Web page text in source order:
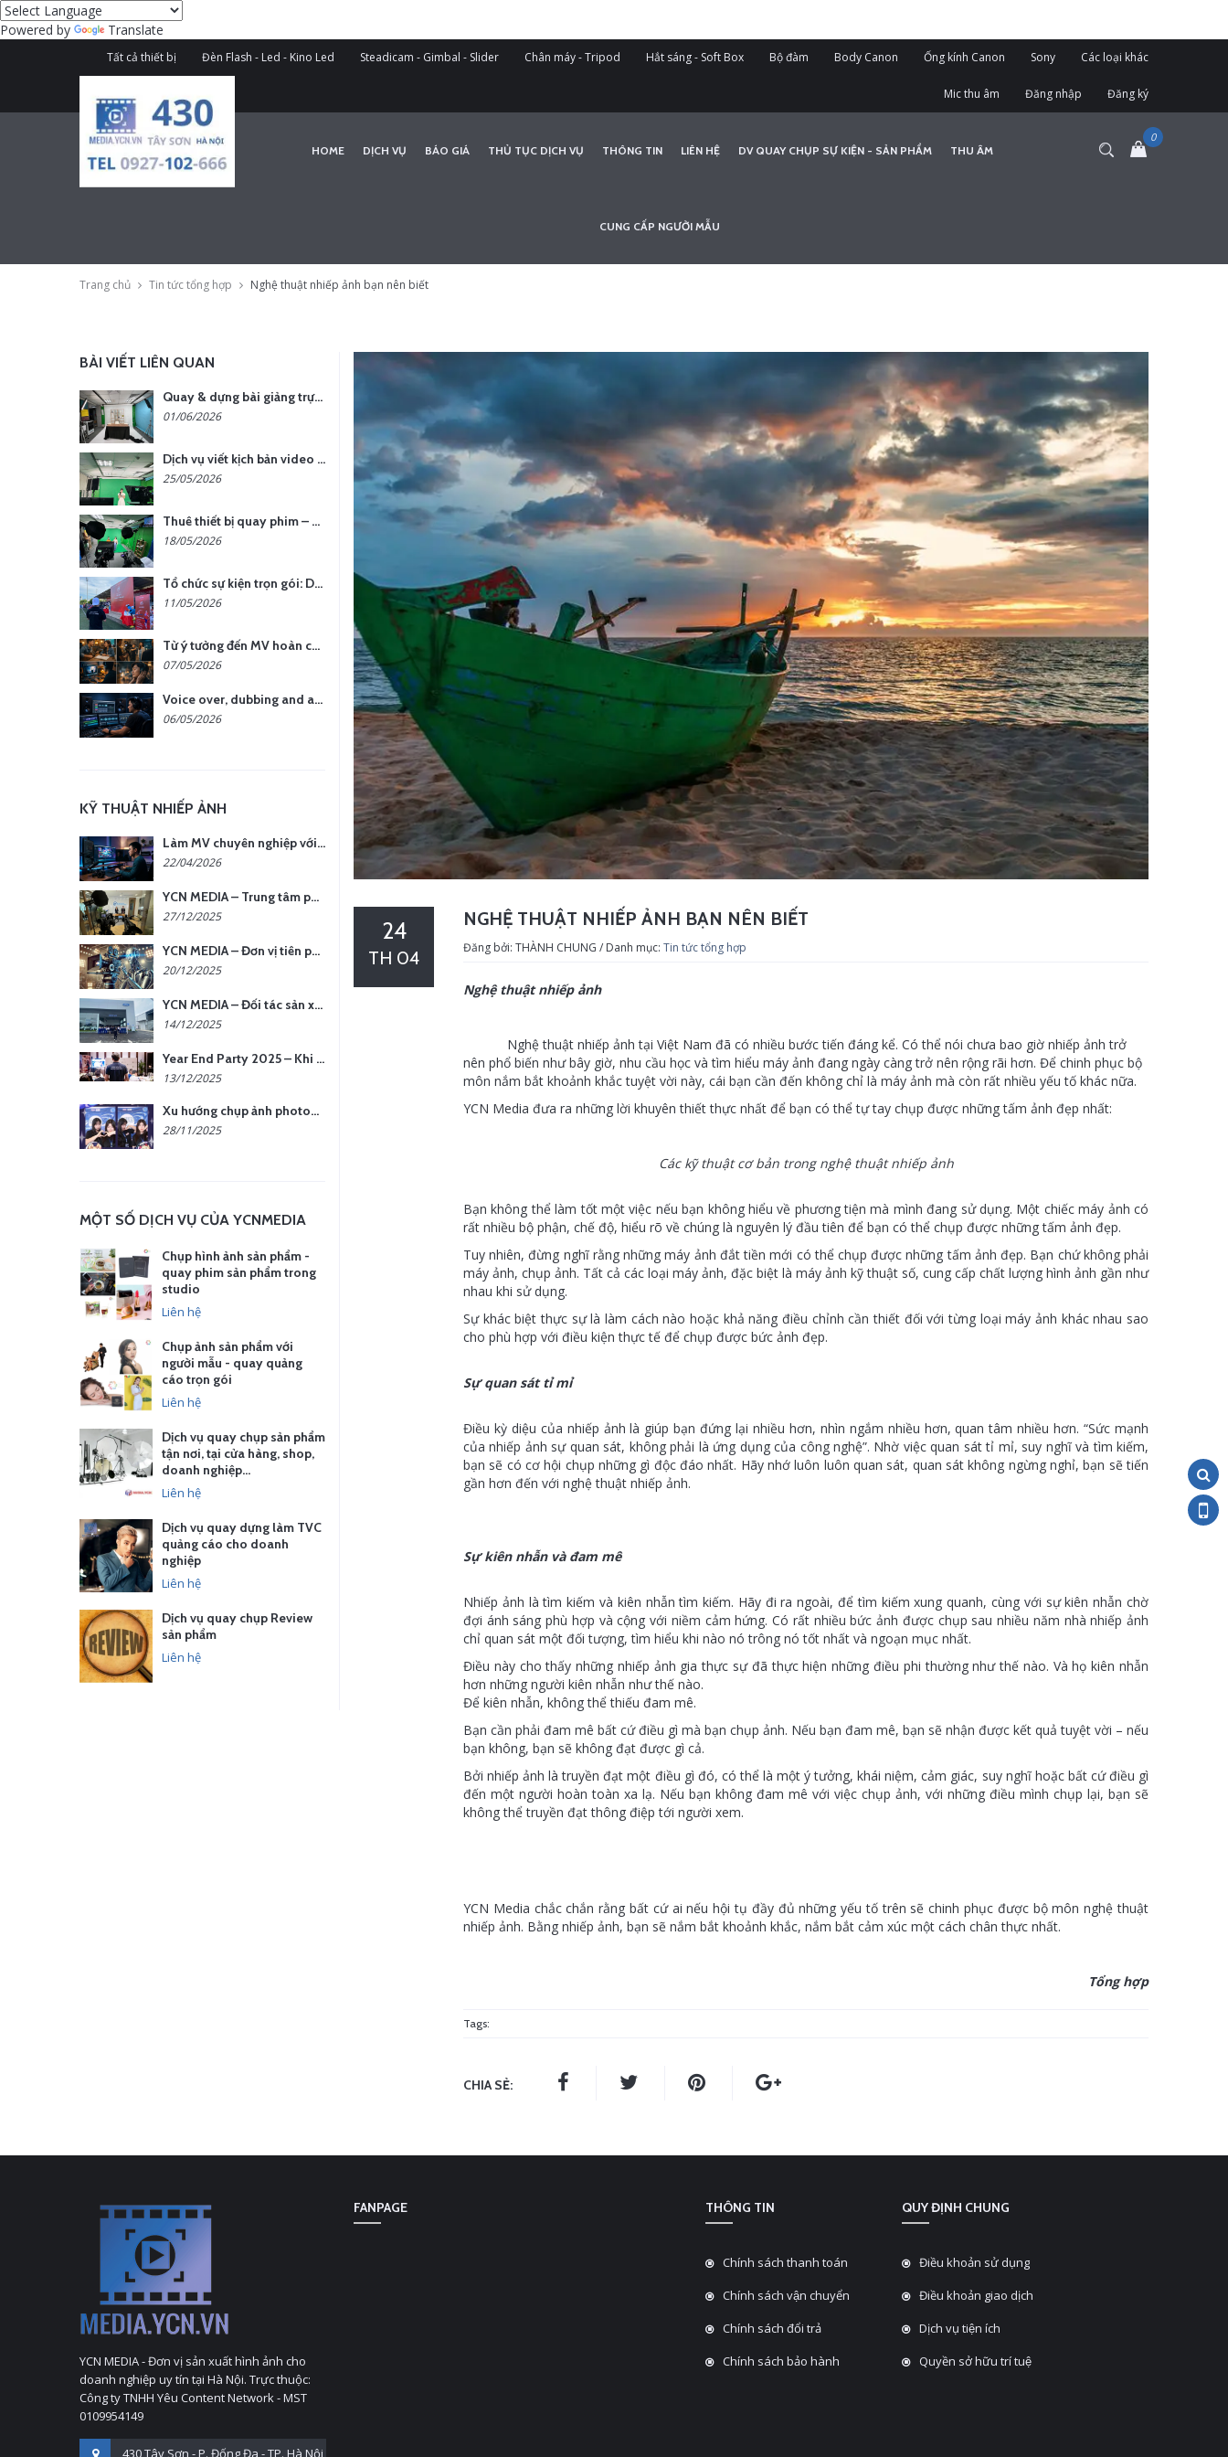
Powered by Translate
Tất cả thiết bị Đèn Flash - Led - Kino Led Steadicam - Gimbal - Slider Chân máy - Tripod Hắt sáng - Soft Box Bộ đàm Body Canon Ống kính Canon Sony Các loại khác
Mic thu âm Đăng nhập Đăng ký
HOME DỊCH VỤ BÁO GIÁ THỦ TỤC DỊCH VỤ THÔNG TIN LIÊN HỆ DV QUAY CHỤP SỰ KIỆN - SẢN PHẨM THU ÂM
CUNG CẤP NGƯỜI MẪU
Trang chủ Tin tức tổng hợp Nghệ thuật nhiếp ảnh bạn nên biết
NGHỆ THUẬT NHIẾP ẢNH BẠN NÊN BIẾT
24
TH 04 Đăng bởi: THÀNH CHUNG / Danh mục: Tin tức tổng hợp
Nghệ thuật nhiếp ảnh
Nghệ thuật nhiếp ảnh tại Việt Nam đã có nhiều bước tiến đáng kể. Có thể nói chưa bao giờ nhiếp ảnh trở
nên phổ biến như bây giờ, nhu cầu học và tìm hiểu máy ảnh đang ngày càng trở nên rộng rãi hơn. Để chinh phục bộ
môn nắm bắt khoảnh khắc tuyệt vời này, cái bạn cần đến không chỉ là máy ảnh mà còn rất nhiều yếu tố khác nữa.
YCN Media đưa ra những lời khuyên thiết thực nhất để bạn có thể tự tay chụp được những tấm ảnh đẹp nhất:
Các kỹ thuật cơ bản trong nghệ thuật nhiếp ảnh
Bạn không thể làm tốt một việc nếu bạn không hiểu về phương tiện mà mình đang sử dụng. Một chiếc máy ảnh có
rất nhiều bộ phận, chế độ, hiểu rõ về chúng là nguyên lý đầu tiên để bạn có thể chụp được những tấm ảnh đẹp.
Tuy nhiên, đừng nghĩ rằng những máy ảnh đắt tiền mới có thể chụp được những tấm ảnh đẹp. Bạn chứ không phải
máy ảnh, chụp ảnh. Tất cả các loại máy ảnh, đặc biệt là máy ảnh kỹ thuật số, cung cấp chất lượng hình ảnh gần như
nhau khi sử dụng.
Sự khác biệt thực sự là làm cách nào hoặc khả năng điều chỉnh cần thiết đối với từng loại máy ảnh khác nhau sao
cho phù hợp với điều kiện thực tế để chụp được bức ảnh đẹp.
Sự quan sát tỉ mỉ
Điều kỳ diệu của nhiếp ảnh là giúp bạn đứng lại nhiều hơn, nhìn ngắm nhiều hơn, quan tâm nhiều hơn. “Sức mạnh
của nhiếp ảnh sự quan sát, không phải là ứng dụng của công nghệ”. Nhờ việc quan sát tỉ mỉ, suy nghĩ và tìm kiếm,
bạn sẽ có cơ hội chụp những gì độc đáo nhất. Hãy nhớ luôn luôn quan sát, quan sát không ngừng nghỉ, bạn sẽ tiến
gần hơn đến với nghệ thuật nhiếp ảnh.
Sự kiên nhẫn và đam mê
Nhiếp ảnh là tìm kiếm và kiên nhẫn tìm kiếm. Hãy đi ra ngoài, để tìm kiếm xung quanh, cùng với sự kiên nhẫn chờ
đợi ánh sáng phù hợp và cộng với niềm cảm hứng. Có rất nhiều bức ảnh được chụp sau nhiều năm nhà nhiếp ảnh
chỉ quan sát một đối tượng, tìm hiểu khi nào nó trông nó tốt nhất và ngoạn mục nhất.
Điều này cho thấy những nhiếp ảnh gia thực sự đã thực hiện những điều phi thường như thế nào. Và họ kiên nhẫn
hơn những người kiên nhẫn như thế nào.
Để kiên nhẫn, không thể thiếu đam mê.
Bạn cần phải đam mê bất cứ điều gì mà bạn chụp ảnh. Nếu bạn đam mê, bạn sẽ nhận được kết quả tuyệt vời – nếu
bạn không, bạn sẽ không đạt được gì cả.
Bởi nhiếp ảnh là truyền đạt một điều gì đó, có thể là một ý tưởng, khái niệm, cảm giác, suy nghĩ hoặc bất cứ điều gì
đến một người hoàn toàn xa lạ. Nếu bạn không đam mê với việc chụp ảnh, với những điều mình chụp lại, bạn sẽ
không thể truyền đạt thông điệp tới người xem.
YCN Media chắc chắn rằng bất cứ ai nếu hội tụ đầy đủ những yếu tố trên sẽ chinh phục được bộ môn nghệ thuật
nhiếp ảnh. Bằng nhiếp ảnh, bạn sẽ nắm bắt khoảnh khắc, nắm bắt cảm xúc một cách chân thực nhất.
Tổng hợp
Tags:
CHIA SẺ:
BÀI VIẾT LIÊN QUAN
Quay & dựng bài giảng trực tuyến – Xu hướng đào tạo thời đại số
01/06/2026
Dịch vụ viết kịch bản video – Bước quan trọng quyết định thành công nội dung
25/05/2026
Thuê thiết bị quay phim – chụp ảnh: Giải pháp tối ưu chi phí cho doanh nghiệp
18/05/2026
Tổ chức sự kiện trọn gói: Doanh nghiệp được gì khi chọn đơn vị chuyên nghiệp?
11/05/2026
Từ ý tưởng đến MV hoàn chỉnh: giải pháp trọn gói tại YCN Media
07/05/2026
Voice over, dubbing and audio production services in Vietnam for global content
06/05/2026
KỸ THUẬT NHIẾP ẢNH
Làm MV chuyên nghiệp với chi phí tối ưu: nên chọn quay thực tế hay video AI?
22/04/2026
YCN MEDIA – Trung tâm phụ kiện quay chụp tại Hà Nội
27/12/2025
YCN MEDIA – Đơn vị tiên phong sản xuất hình ảnh & âm thanh bằng AI tại Hà Nội
20/12/2025
YCN MEDIA – Đối tác sản xuất hình ảnh chuyên nghiệp cho doanh nghiệp tại Hà Nội
14/12/2025
Year End Party 2025 – Khi Khoảnh Khắc Trở Thành Dấu Ấn | Gói Ưu Đãi Tháng 12 Từ YCN Media
13/12/2025
Xu hướng chụp ảnh photobooth tại các sự kiện hiện nay
28/11/2025
MỘT SỐ DỊCH VỤ CỦA YCNMEDIA
Chụp hình ảnh sản phẩm -
quay phim sản phẩm trong
studio
Liên hệ
Chụp ảnh sản phẩm với
người mẫu - quay quảng
cáo trọn gói
Liên hệ
Dịch vụ quay chụp sản phẩm
tận nơi, tại cửa hàng, shop,
doanh nghiệp…
Liên hệ
Dịch vụ quay dựng làm TVC
quảng cáo cho doanh
nghiệp
Liên hệ
Dịch vụ quay chụp Review
sản phẩm
Liên hệ
YCN MEDIA - Đơn vị sản xuất hình ảnh cho
doanh nghiệp uy tín tại Hà Nội. Trực thuộc:
Công ty TNHH Yêu Content Network - MST
0109954149
430 Tây Sơn - P. Đống Đa - TP. Hà Nội
FANPAGE THÔNG TIN
Chính sách thanh toán
Chính sách vận chuyển
Chính sách đổi trả
Chính sách bảo hành
QUY ĐỊNH CHUNG
Điều khoản sử dụng
Điều khoản giao dịch
Dịch vụ tiện ích
Quyền sở hữu trí tuệ